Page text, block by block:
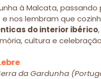
à Malcata,
nos lembram que
do interior ibérico
cultura e
da Gardunha